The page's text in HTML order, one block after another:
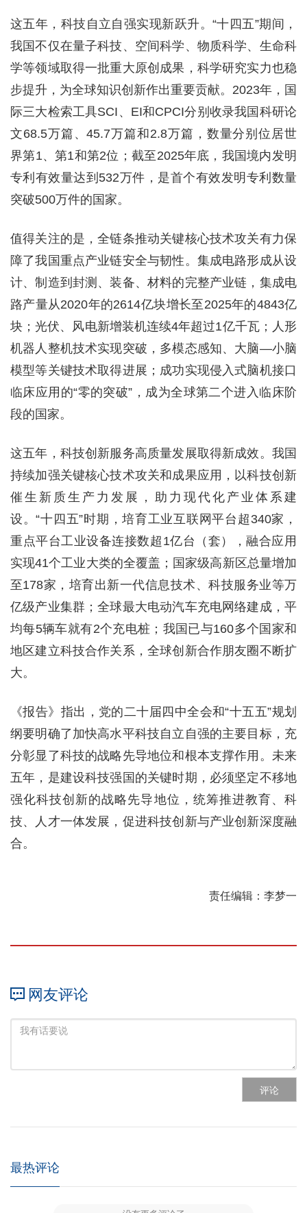
这五年，科技自立自强实现新跃升。“十四五”期间，
我国不仅在量子科技、空间科学、物质科学、生命科
学等领域取得一批重大原创成果，科学研究实力也稳
步提升，为全球知识创新作出重要贡献。2023年，国
际三大检索工具SCI、EI和CPCI分别收录我国科研论
文68.5万篇、45.7万篇和2.8万篇，数量分别位居世
界第1、第1和第2位；截至2025年底，我国境内发明
专利有效量达到532万件，是首个有效发明专利数量
突破500万件的国家。
值得关注的是，全链条推动关键核心技术攻关有力保
障了我国重点产业链安全与韧性。集成电路形成从设
计、制造到封测、装备、材料的完整产业链，集成电
路产量从2020年的2614亿块增长至2025年的4843亿
块；光伏、风电新增装机连续4年超过1亿千瓦；人形
机器人整机技术实现突破，多模态感知、大脑—小脑
模型等关键技术取得进展；成功实现侵入式脑机接口
临床应用的“零的突破”，成为全球第二个进入临床阶
段的国家。
这五年，科技创新服务高质量发展取得新成效。我国
持续加强关键核心技术攻关和成果应用，以科技创新
催生新质生产力发展，助力现代化产业体系建
设。“十四五”时期，培育工业互联网平台超340家，
重点平台工业设备连接数超1亿台（套），融合应用
实现41个工业大类的全覆盖；国家级高新区总量增加
至178家，培育出新一代信息技术、科技服务业等万
亿级产业集群；全球最大电动汽车充电网络建成，平
均每5辆车就有2个充电桩；我国已与160多个国家和
地区建立科技合作关系，全球创新合作朋友圈不断扩
大。
《报告》指出，党的二十届四中全会和“十五五”规划
纲要明确了加快高水平科技自立自强的主要目标，充
分彰显了科技的战略先导地位和根本支撑作用。未来
五年，是建设科技强国的关键时期，必须坚定不移地
强化科技创新的战略先导地位，统筹推进教育、科
技、人才一体发展，促进科技创新与产业创新深度融
合。
责任编辑：李梦一
网友评论
评论
最热评论